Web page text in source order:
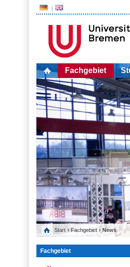
Fachgebiet
Start › Fachgebiet › News
Fachgebiet